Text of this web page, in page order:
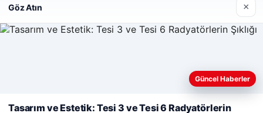
Hastaş Beton
26/05/2026
Web sitemizi nasıl kullandığınızı daha iyi anlayabilmek,
Göz Atın ×
Güncel Haberler
Tasarım ve Estetik: Tesi 3 ve Tesi 6 Radyatörlerin